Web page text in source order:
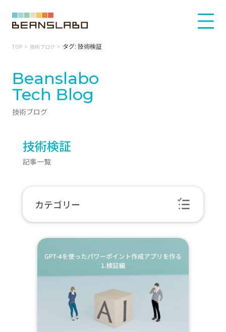
TOP 技術ブログ タグ: 技術検証
Beanslabo
Tech Blog
技術ブログ
技術検証
記事一覧
カテゴリー